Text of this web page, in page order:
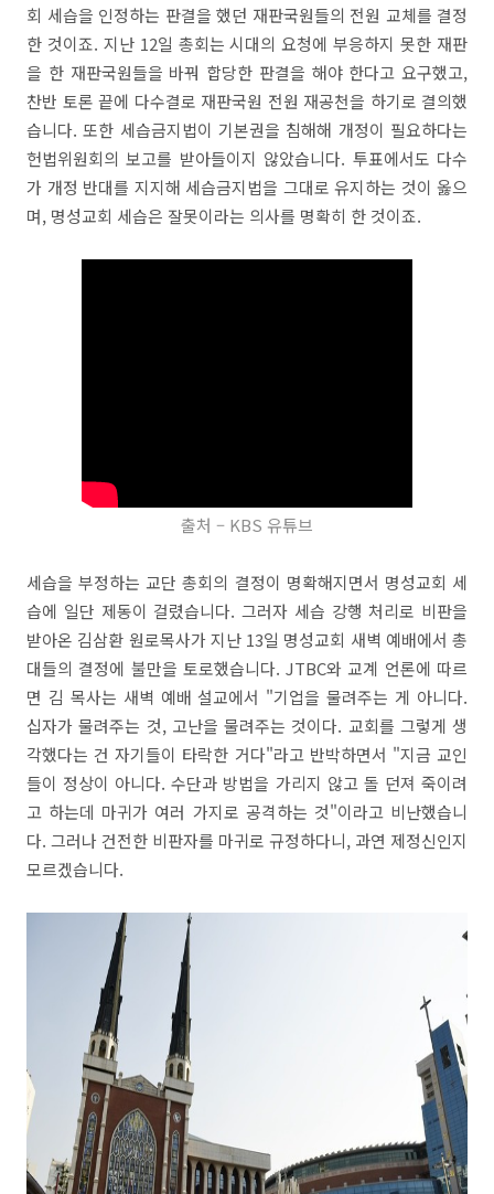
회 세습을 인정하는 판결을 했던 재판국원들의 전원 교체를 결정
한 것이죠. 지난 12일 총회는 시대의 요청에 부응하지 못한 재판
을 한 재판국원들을 바꿔 합당한 판결을 해야 한다고 요구했고,
찬반 토론 끝에 다수결로 재판국원 전원 재공천을 하기로 결의했
습니다. 또한 세습금지법이 기본권을 침해해 개정이 필요하다는
헌법위원회의 보고를 받아들이지 않았습니다. 투표에서도 다수
가 개정 반대를 지지해 세습금지법을 그대로 유지하는 것이 옳으
며, 명성교회 세습은 잘못이라는 의사를 명확히 한 것이죠.
출처 – KBS 유튜브
세습을 부정하는 교단 총회의 결정이 명확해지면서 명성교회 세
습에 일단 제동이 걸렸습니다. 그러자 세습 강행 처리로 비판을
받아온 김삼환 원로목사가 지난 13일 명성교회 새벽 예배에서 총
대들의 결정에 불만을 토로했습니다. JTBC와 교계 언론에 따르
면 김 목사는 새벽 예배 설교에서 "기업을 물려주는 게 아니다.
십자가 물려주는 것, 고난을 물려주는 것이다. 교회를 그렇게 생
각했다는 건 자기들이 타락한 거다"라고 반박하면서 "지금 교인
들이 정상이 아니다. 수단과 방법을 가리지 않고 돌 던져 죽이려
고 하는데 마귀가 여러 가지로 공격하는 것"이라고 비난했습니
다. 그러나 건전한 비판자를 마귀로 규정하다니, 과연 제정신인지
모르겠습니다.